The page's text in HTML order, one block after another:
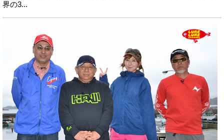
界の3...